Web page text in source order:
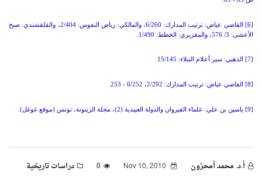
[6] القاضي عياض: ترتيب المدارك: 6/260، والمالكي: رياض النفوس: 2/404، والقلقشندي: صبح
الأعشى: 3/ 576، والمقريزي: الخطط: 1/490.
[8] القاضي عياض: ترتيب المدارك: 2/292، 6/252 - 253.
[9] ياسين بن علي: علماء القيروان والدولة العبيدية (2)، مجلة الزيتونة، تونس (موقع غوغل).
أ.د. محمد أمحزون 0 دراسات تاريخية